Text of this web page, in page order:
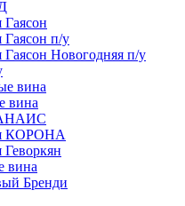
Гаясон
Гаясон п/у
Гаясон Новогодняя п/у
вина
вина
КОРОНА
Геворкян
вина
Бренди